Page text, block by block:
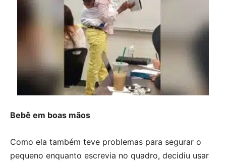
Bebê em boas mãos
Como ela também teve problemas para segurar o
pequeno enquanto escrevia no quadro, decidiu usar